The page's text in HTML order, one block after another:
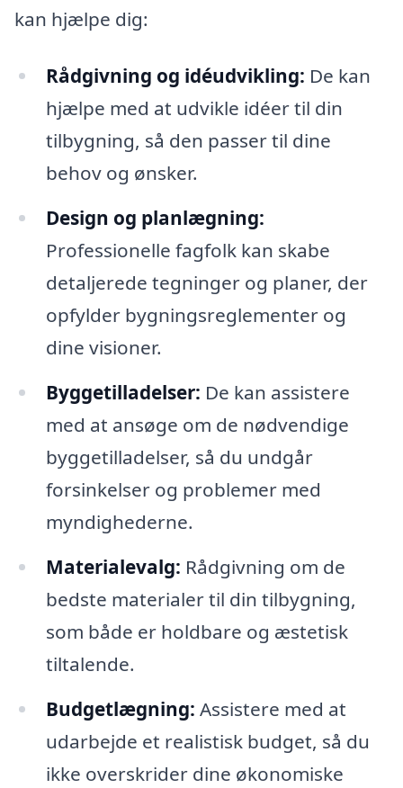
kan hjælpe dig:
Rådgivning og idéudvikling: De kan
hjælpe med at udvikle idéer til din
tilbygning, så den passer til dine
behov og ønsker.
Design og planlægning:
Professionelle fagfolk kan skabe
detaljerede tegninger og planer, der
opfylder bygningsreglementer og
dine visioner.
Byggetilladelser: De kan assistere
med at ansøge om de nødvendige
byggetilladelser, så du undgår
forsinkelser og problemer med
myndighederne.
Materialevalg: Rådgivning om de
bedste materialer til din tilbygning,
som både er holdbare og æstetisk
tiltalende.
Budgetlægning: Assistere med at
udarbejde et realistisk budget, så du
ikke overskrider dine økonomiske